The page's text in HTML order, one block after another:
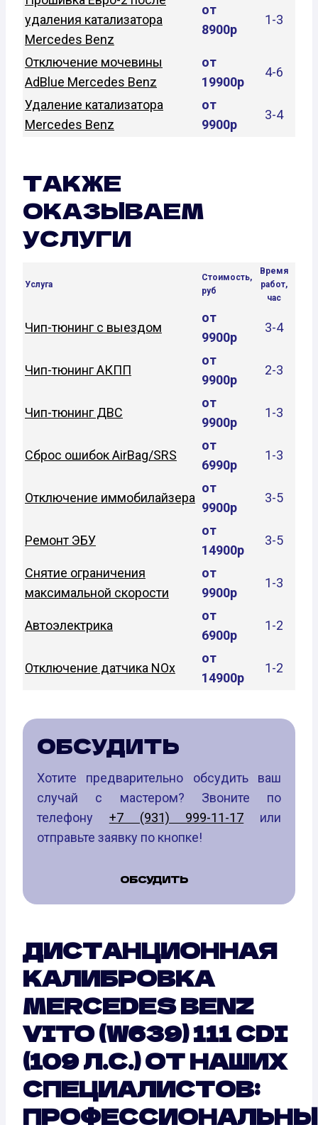
удаления катализатора
Mercedes Benz
от
8900р
1-3
Отключение мочевины
AdBlue Mercedes Benz
от
19900р
4-6
Удаление катализатора
Mercedes Benz
от
9900р
3-4
ТАКЖЕ
ОКАЗЫВАЕМ
УСЛУГИ
Услуга
Стоимость,
руб
Время
работ,
час
Чип-тюнинг с выездом
от
9900р
3-4
Чип-тюнинг АКПП
от
9900р
2-3
Чип-тюнинг ДВС
от
9900р
1-3
Сброс ошибок AirBag/SRS
от
6990р
1-3
Отключение иммобилайзера
от
9900р
3-5
Ремонт ЭБУ
от
14900р
3-5
Снятие ограничения
максимальной скорости
от
9900р
1-3
Автоэлектрика
от
6900р
1-2
Отключение датчика NOx
от
14900р
1-2
ОБСУДИТЬ
Хотите предварительно обсудить ваш
случай с мастером? Звоните по
телефону +7 (931) 999-11-17 или
отправьте заявку по кнопке!
ОБСУДИТЬ
ДИСТАНЦИОННАЯ
КАЛИБРОВКА
MERCEDES BENZ
VITO (W639) 111 CDI
(109 Л.С.) ОТ НАШИХ
СПЕЦИАЛИСТОВ: